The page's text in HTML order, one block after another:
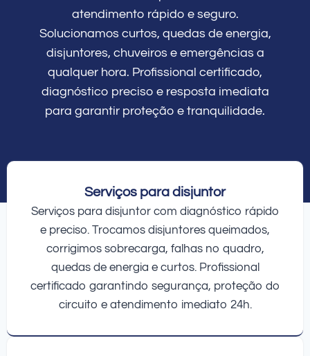
atendimento rápido e seguro.
Solucionamos curtos, quedas de energia,
disjuntores, chuveiros e emergências a
qualquer hora. Profissional certificado,
diagnóstico preciso e resposta imediata
para garantir proteção e tranquilidade.
Serviços para disjuntor
Serviços para disjuntor com diagnóstico rápido
e preciso. Trocamos disjuntores queimados,
corrigimos sobrecarga, falhas no quadro,
quedas de energia e curtos. Profissional
certificado garantindo segurança, proteção do
circuito e atendimento imediato 24h.